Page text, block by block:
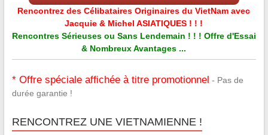
Rencontrez des Célibataires Originaires du VietNam avec
Jacquie & Michel ASIATIQUES ! ! !
Rencontres Sérieuses ou Sans Lendemain ! ! ! Offre d'Essai
& Nombreux Avantages ...
* Offre spéciale affichée à titre promotionnel - Pas de
durée garantie !
RENCONTREZ UNE VIETNAMIENNE !